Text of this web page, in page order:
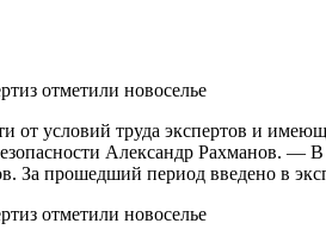
от условий труда экспертов и
Александр Рахманов.
За прошедший период введено в